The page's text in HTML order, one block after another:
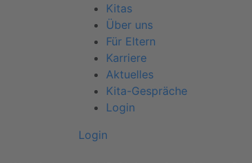
Kitas
Über uns
Für Eltern
Karriere
Aktuelles
Kita-Gespräche
Login
Login